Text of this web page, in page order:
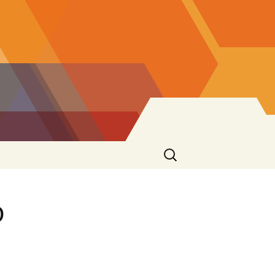
Ricerca
per: